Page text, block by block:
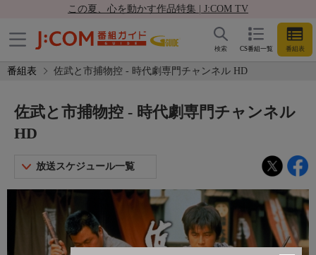
この夏、心を動かす作品特集 | J:COM TV
CS番組一覧 番組表
検索
番組表 佐武と市捕物控 - 時代劇専門チャンネル HD
佐武と市捕物控 - 時代劇専門チャンネル
HD
放送スケジュール一覧